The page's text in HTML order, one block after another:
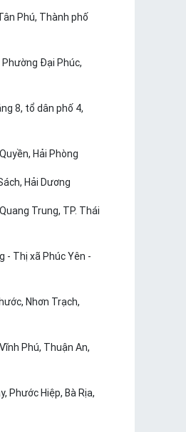
Phú, Thành phố
Đại Phúc,
8, tổ dân phố 4,
Hải Phòng
Hải Dương
Trung, TP. Thái
- Thị xã Phúc Yên -
Nhơn Trạch,
Phú, Thuận An,
Phước Hiệp, Bà Rịa,